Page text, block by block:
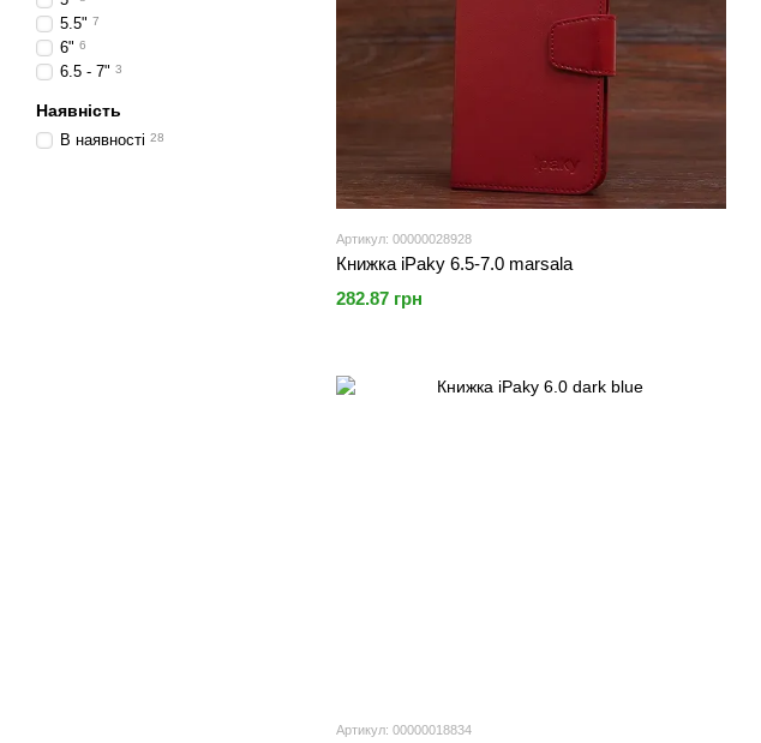
Артикул: 00000028928
Книжка iPaky 6.5-7.0 marsala
282.87 грн
Артикул: 00000018834
5.5" 7
6" 6
6.5 - 7" 3
Наявність
В наявності 28